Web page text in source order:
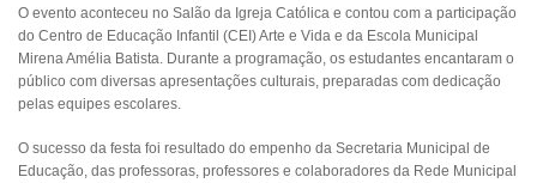
O evento aconteceu no Salão da Igreja Católica e contou com a participação
do Centro de Educação Infantil (CEI) Arte e Vida e da Escola Municipal
Mirena Amélia Batista. Durante a programação, os estudantes encantaram o
público com diversas apresentações culturais, preparadas com dedicação
pelas equipes escolares.
O sucesso da festa foi resultado do empenho da Secretaria Municipal de
Educação, das professoras, professores e colaboradores da Rede Municipal